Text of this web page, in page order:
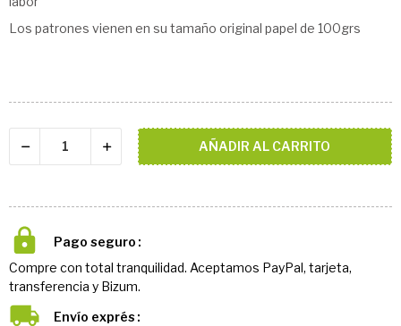
Los patrones vienen en su tamaño original papel de 100grs
AÑADIR AL CARRITO
Pago seguro
Compre con total tranquilidad. Aceptamos PayPal, tarjeta,
transferencia y Bizum.
Envío exprés